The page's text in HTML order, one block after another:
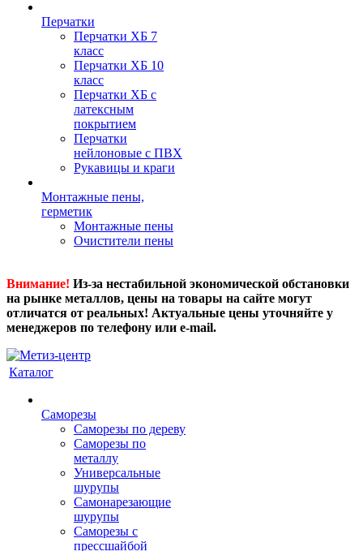
Перчатки
Перчатки ХБ 7
класс
Перчатки ХБ 10
класс
Перчатки ХБ с
латексным
покрытием
Перчатки
нейлоновые с ПВХ
Рукавицы и краги
Монтажные пены,
герметик
Монтажные пены
Очистители пены
Внимание! Из-за нестабильной экономической обстановки
на рынке металлов, цены на товары на сайте могут
отличатся от реальных! Актуальные цены уточняйте у
менеджеров по телефону или e-mail.
Каталог
Саморезы
Саморезы по дереву
Саморезы по
металлу
Универсальные
шурупы
Самонарезающие
шурупы
Саморезы с
прессшайбой